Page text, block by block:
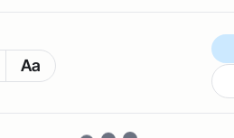
Aa